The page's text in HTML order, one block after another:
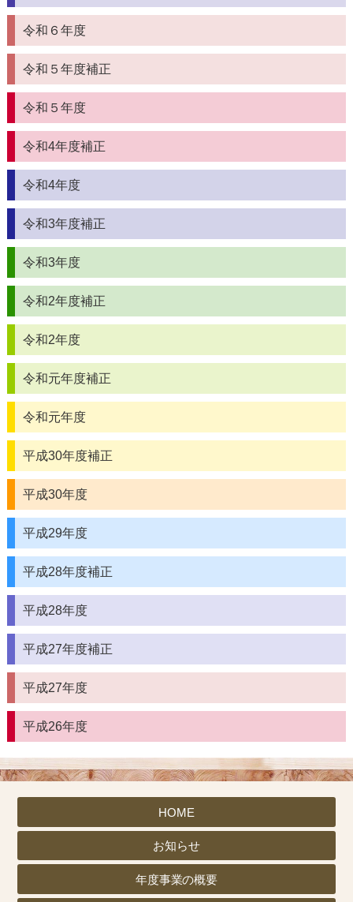
令和６年度
令和５年度補正
令和５年度
令和4年度補正
令和4年度
令和3年度補正
令和3年度
令和2年度補正
令和2年度
令和元年度補正
令和元年度
平成30年度補正
平成30年度
平成29年度
平成28年度補正
平成28年度
平成27年度補正
平成27年度
平成26年度
HOME
お知らせ
年度事業の概要